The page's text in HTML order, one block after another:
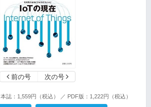
前の号 次の号
本誌：1,559円（税込） ／ PDF版：1,222円（税込）